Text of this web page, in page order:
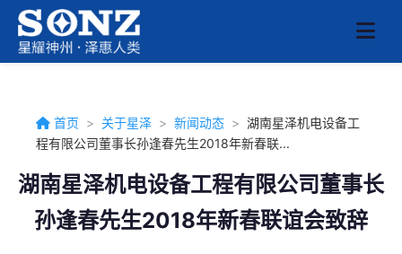
首页 > 关于星泽 > 新闻动态 > 湖南星泽机电设备工
程有限公司董事长孙逢春先生2018年新春联...
湖南星泽机电设备工程有限公司董事长
孙逢春先生2018年新春联谊会致辞